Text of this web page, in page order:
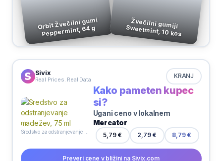
Orbit Žvečilni gumi
Peppermint, 64 g
Žvečilni gumiji
Sweetmint, 10 kos
Sivix
Real Prices. Real Data KRANJ
Kako pameten kupec
si?
Ugani ceno v lokalnem
Mercator
5,79 € 2,79 € 8,79 €
Preveri cene v bližini na Sivix.com